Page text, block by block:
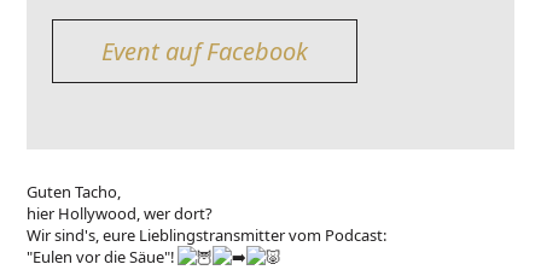
Event auf Facebook
Guten Tacho,
hier Hollywood, wer dort?
Wir sind's, eure Lieblingstransmitter vom Podcast:
"Eulen vor die Säue"!